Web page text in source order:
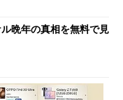
ル晩年の真相を無料で見